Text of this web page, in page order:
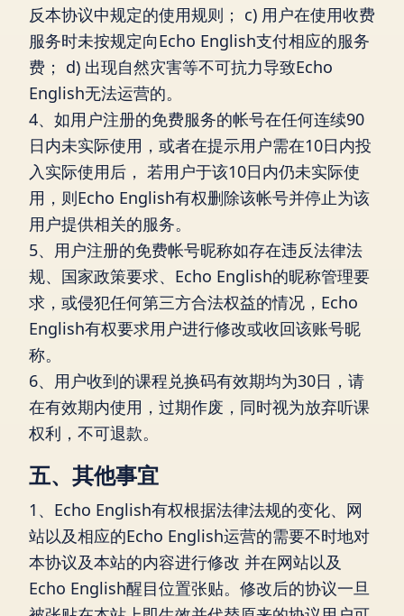
反本协议中规定的使用规则； c) 用户在使用收费
服务时未按规定向Echo English支付相应的服务
费； d) 出现自然灾害等不可抗力导致Echo
English无法运营的。
4、如用户注册的免费服务的帐号在任何连续90
日内未实际使用，或者在提示用户需在10日内投
入实际使用后， 若用户于该10日内仍未实际使
用，则Echo English有权删除该帐号并停止为该
用户提供相关的服务。
5、用户注册的免费帐号昵称如存在违反法律法
规、国家政策要求、Echo English的昵称管理要
求，或侵犯任何第三方合法权益的情况，Echo
English有权要求用户进行修改或收回该账号昵
称。
6、用户收到的课程兑换码有效期均为30日，请
在有效期内使用，过期作废，同时视为放弃听课
权利，不可退款。
五、其他事宜
1、Echo English有权根据法律法规的变化、网
站以及相应的Echo English运营的需要不时地对
本协议及本站的内容进行修改 并在网站以及
Echo English醒目位置张贴。修改后的协议一旦